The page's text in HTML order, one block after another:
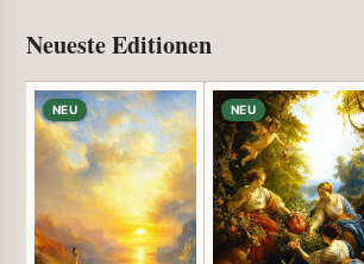
Neueste Editionen
NEU NEU